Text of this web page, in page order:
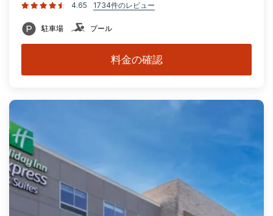
4.65 1734件のレビュー
駐車場 プール
料金の確認